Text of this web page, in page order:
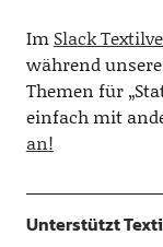
Im Slack
während
Themen für
einfach mit
an!
Unterstützt